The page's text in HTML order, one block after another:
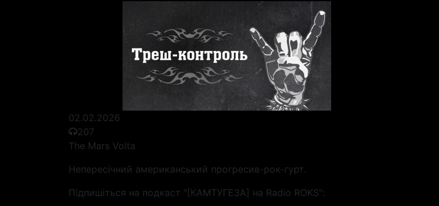
02.02.2026
207
The Mars Volta
Непересічний американський прогресив-рок-гурт.
Підпишіться на подкаст "[КАМТУГЕЗА] на Radio ROKS":